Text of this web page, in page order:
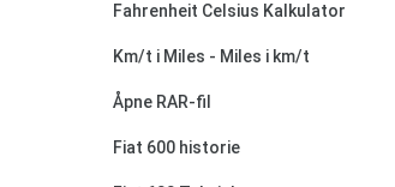
Fahrenheit Celsius Kalkulator
Km/t i Miles - Miles i km/t
Åpne RAR-fil
Fiat 600 historie